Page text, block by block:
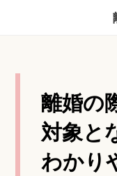
離婚の
対象と
わかり